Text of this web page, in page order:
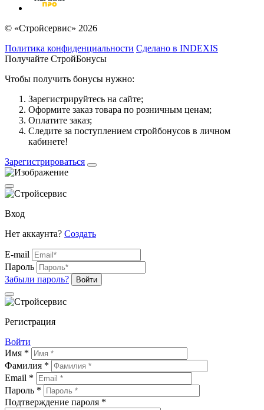
© «Стройсервис» 2026
Политика конфиденциальности Сделано в INDEXIS
Получайте СтройБонусы
Чтобы получить бонусы нужно:
Зарегистрируйтесь на сайте;
Оформите заказ товара по розничным ценам;
Оплатите заказ;
Следите за поступлением стройбонусов в личном
кабинете!
Зарегистрироваться
Вход
Нет аккаунта? Создать
E-mail
Пароль
Забыли пароль?
Войти
Регистрация
Войти
Имя *
Фамилия *
Email *
Пароль *
Подтверждение пароля *